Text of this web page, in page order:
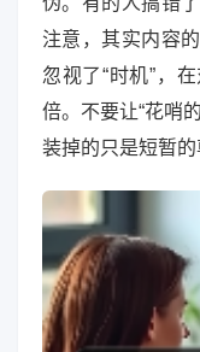
注意，其实内容
忽视了“时机”，
倍。不要让“花哨
装掉的只是短暂的